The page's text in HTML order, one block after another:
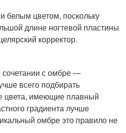
белым цветом, поскольку
длине ногтевой пластины
корректор.
сочетании с омбре —
всего подбирать
цвета, имеющие плавный
градиента лучше
омбре это правило не